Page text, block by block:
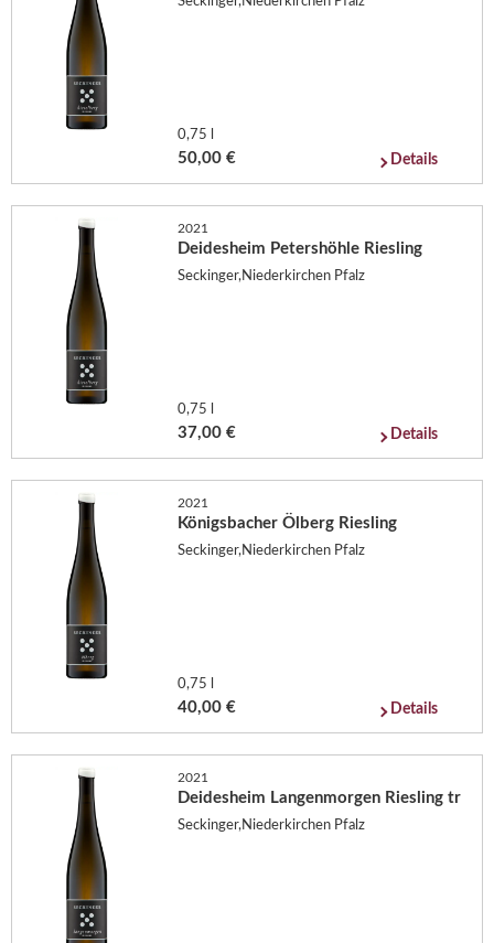
0,75 l
50,00 € Details
2021
Deidesheim Petershöhle Riesling
Seckinger,Niederkirchen Pfalz
0,75 l
37,00 € Details
2021
Königsbacher Ölberg Riesling
Seckinger,Niederkirchen Pfalz
0,75 l
40,00 € Details
2021
Deidesheim Langenmorgen Riesling tr
Seckinger,Niederkirchen Pfalz